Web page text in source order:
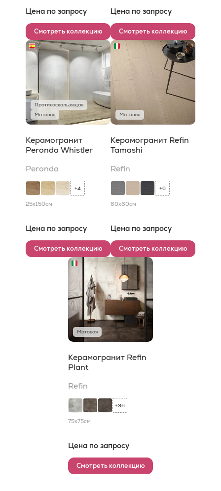
Цена по запросу
Смотреть коллекцию
Цена по запросу
Смотреть коллекцию
Противоскользящая
Матовая
Керамогранит
Peronda Whistler
Peronda
+4
25x150см
Цена по запросу
Смотреть коллекцию
Матовая
Керамогранит Refin
Tamashi
Refin
+6
60x60см
Цена по запросу
Смотреть коллекцию
Матовая
Керамогранит Refin
Plant
Refin
+36
75x75см
Цена по запросу
Смотреть коллекцию